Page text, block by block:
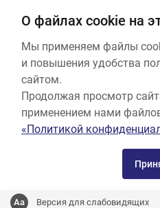
О файлах cookie на
Мы применяем файлы
и повышения удобства
сайтом.
Продолжая просмотр
применением нами
«Политикой
Версия для слабовидящих